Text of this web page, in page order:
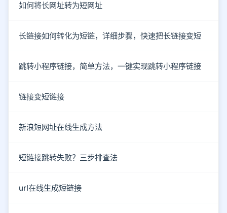
如何将长网址转为短网址
长链接如何转化为短链，详细步骤，快速把长链接变短
跳转小程序链接，简单方法，一键实现跳转小程序链接
链接变短链接
新浪短网址在线生成方法
短链接跳转失败？三步排查法
url在线生成短链接